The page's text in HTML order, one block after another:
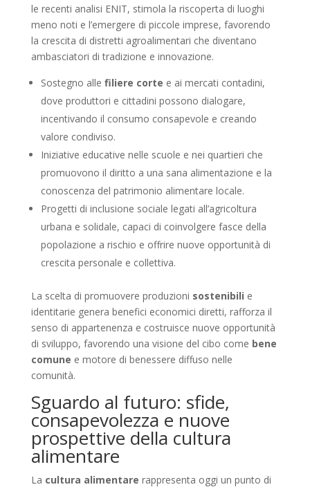
le recenti analisi ENIT, stimola la riscoperta di luoghi
meno noti e l’emergere di piccole imprese, favorendo
la crescita di distretti agroalimentari che diventano
ambasciatori di tradizione e innovazione.
Sostegno alle filiere corte e ai mercati contadini,
dove produttori e cittadini possono dialogare,
incentivando il consumo consapevole e creando
valore condiviso.
Iniziative educative nelle scuole e nei quartieri che
promuovono il diritto a una sana alimentazione e la
conoscenza del patrimonio alimentare locale.
Progetti di inclusione sociale legati all’agricoltura
urbana e solidale, capaci di coinvolgere fasce della
popolazione a rischio e offrire nuove opportunità di
crescita personale e collettiva.
La scelta di promuovere produzioni sostenibili e
identitarie genera benefici economici diretti, rafforza il
senso di appartenenza e costruisce nuove opportunità
di sviluppo, favorendo una visione del cibo come bene
comune e motore di benessere diffuso nelle
comunità.
Sguardo al futuro: sfide,
consapevolezza e nuove
prospettive della cultura
alimentare
La cultura alimentare rappresenta oggi un punto di